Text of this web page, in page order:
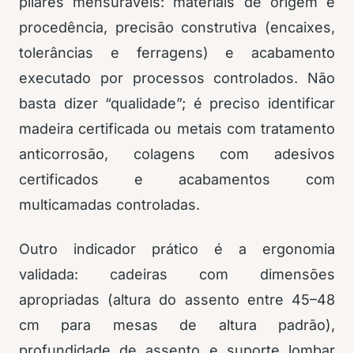
procedência, precisão construtiva (encaixes,
tolerâncias e ferragens) e acabamento
executado por processos controlados. Não
basta dizer “qualidade”; é preciso identificar
madeira certificada ou metais com tratamento
anticorrosão, colagens com adesivos
certificados e acabamentos com
multicamadas controladas.
Outro indicador prático é a ergonomia
validada: cadeiras com dimensões
apropriadas (altura do assento entre 45–48
cm para mesas de altura padrão),